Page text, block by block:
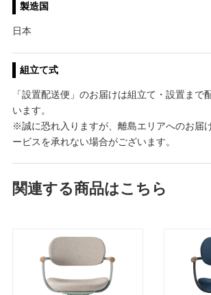
製造国
日本
組立て式
「設置配送便」のお届けは組立て・設置まで
います。
※誠に恐れ入りますが、離島エリアへのお届
ービスを承れない場合がございます。
関連する商品はこちら